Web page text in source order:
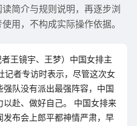
简介与规则说明，再逐步浏
用，不构成实际操作依据。
王镜宇、王梦）中国女排主
记者专访时表示，尽管这次女
队没有派出最强阵容，中国
赴、做好自己。 中国女排来
布会上郎平都神情严肃，早